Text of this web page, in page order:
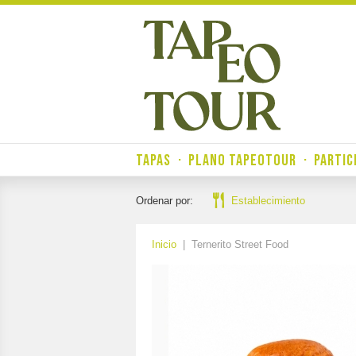
TAPAS · PLANO TAPEOTOUR ·
Ordenar por: Establecimiento
Inicio Ternerito Street Food